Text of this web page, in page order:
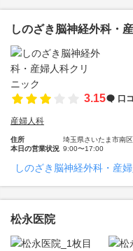
しのざき脳神経外科・
3.15 口
産婦人科
住所
埼玉県さいたま市南
本日の営業状況 9:00〜17:00
しのざき脳神経外科・産
松永医院